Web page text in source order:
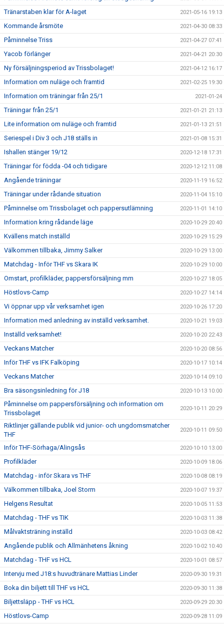
Tränarstaben klar för A-laget 2021-05-16 19:13
Kommande årsmöte 2021-04-30 08:33
Påminnelse Triss 2021-04-27 07:41
Yacob förlänger 2021-04-21 20:30
Ny försäljningsperiod av Trissbolaget! 2021-04-12 16:17
Information om nuläge och framtid 2021-02-25 19:30
Information om träningar från 25/1 2021-01-24
Träningar från 25/1 2021-01-21 21:13
Lite information om nuläge och framtid 2021-01-13 21:51
Seriespel i Div 3 och J18 ställs in 2021-01-08 15:31
Ishallen stänger 19/12 2020-12-18 17:31
Träningar för födda -04 och tidigare 2020-12-12 11:08
Angående träningar 2020-11-19 16:52
Träningar under rådande situation 2020-11-04 15:10
Påminnelse om Trissbolaget och pappersutlämning 2020-11-01 14:10
Information kring rådande läge 2020-10-29 20:40
Kvällens match inställd 2020-10-29 15:29
Välkommen tillbaka, Jimmy Salker 2020-10-29 13:00
Matchdag - Inför THF vs Skara IK 2020-10-29 10:00
Omstart, profilkläder, pappersförsäljning mm 2020-10-27 18:05
Höstlovs-Camp 2020-10-27 14:14
Vi öppnar upp vår verksamhet igen 2020-10-26 17:20
Information med anledning av inställd verksamhet. 2020-10-21 19:03
Inställd verksamhet! 2020-10-20 22:43
Veckans Matcher 2020-10-20 08:56
Inför THF vs IFK Falköping 2020-10-17 10:14
Veckans Matcher 2020-10-14 09:10
Bra säsongsinledning för J18 2020-10-13 10:00
Påminnelse om pappersförsäljning och information om
Trissbolaget
2020-10-11 20:29
Riktlinjer gällande publik vid junior- och ungdomsmatcher
THF
2020-10-11 09:50
Inför THF-Sörhaga/Alingsås 2020-10-10 13:00
Profilkläder 2020-10-09 18:06
Matchdag - inför Skara vs THF 2020-10-08 08:19
Välkommen tillbaka, Joel Storm 2020-10-07 19:37
Helgens Resultat 2020-10-05 11:53
Matchdag - THF vs TIK 2020-10-03 11:38
Målvaktsträning inställd 2020-10-03 08:42
Angående publik och Allmänhetens åkning 2020-10-02 10:40
Matchdag - THF vs HCL 2020-10-01 08:57
Intervju med J18:s huvudtränare Mattias Linder 2020-09-30 19:31
Boka din biljett till THF vs HCL 2020-09-30 11:38
Biljettsläpp - THF vs HCL 2020-09-29 20:30
Höstlovs-Camp 2020-09-28 11:09